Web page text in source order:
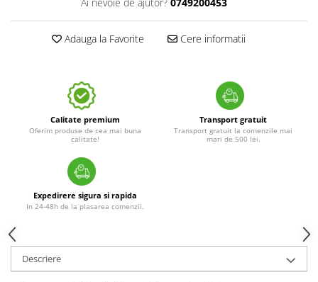
Adauga la Favorite Cere informatii
Calitate premium
Oferim produse de cea mai buna
calitate!
Transport gratuit
Transport gratuit la comenzile mai
mari de 500 lei.
Expedirere sigura si rapida
In 24-48h de la plasarea comenzii.
Descriere